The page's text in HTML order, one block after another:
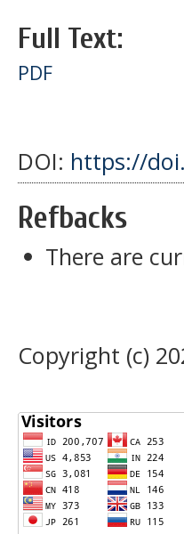
Full Text:
PDF
DOI: https://
Refbacks
There are
Copyright (c)